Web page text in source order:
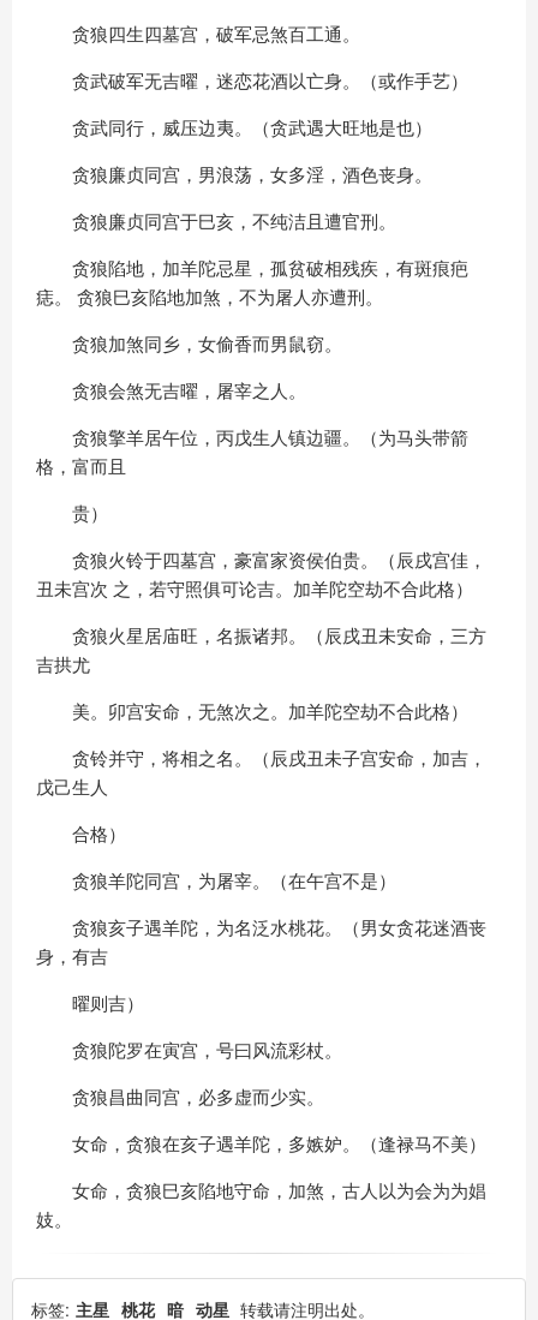
贪狼四生四墓宫，破军忌煞百工通。
贪武破军无吉曜，迷恋花酒以亡身。（或作手艺）
贪武同行，威压边夷。（贪武遇大旺地是也）
贪狼廉贞同宫，男浪荡，女多淫，酒色丧身。
贪狼廉贞同宫于巳亥，不纯洁且遭官刑。
贪狼陷地，加羊陀忌星，孤贫破相残疾，有斑痕疤
痣。 贪狼巳亥陷地加煞，不为屠人亦遭刑。
贪狼加煞同乡，女偷香而男鼠窃。
贪狼会煞无吉曜，屠宰之人。
贪狼擎羊居午位，丙戊生人镇边疆。（为马头带箭
格，富而且
贵）
贪狼火铃于四墓宫，豪富家资侯伯贵。（辰戌宫佳，
丑未宫次 之，若守照俱可论吉。加羊陀空劫不合此格）
贪狼火星居庙旺，名振诸邦。（辰戌丑未安命，三方
吉拱尤
美。卯宫安命，无煞次之。加羊陀空劫不合此格）
贪铃并守，将相之名。（辰戌丑未子宫安命，加吉，
戊己生人
合格）
贪狼羊陀同宫，为屠宰。（在午宫不是）
贪狼亥子遇羊陀，为名泛水桃花。（男女贪花迷酒丧
身，有吉
曜则吉）
贪狼陀罗在寅宫，号曰风流彩杖。
贪狼昌曲同宫，必多虚而少实。
女命，贪狼在亥子遇羊陀，多嫉妒。（逢禄马不美）
女命，贪狼巳亥陷地守命，加煞，古人以为会为为娼
妓。
标签: 主星 桃花 暗 动星 转载请注明出处。